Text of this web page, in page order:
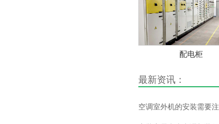
配电柜
最新资讯：
空调室外机的安装需要